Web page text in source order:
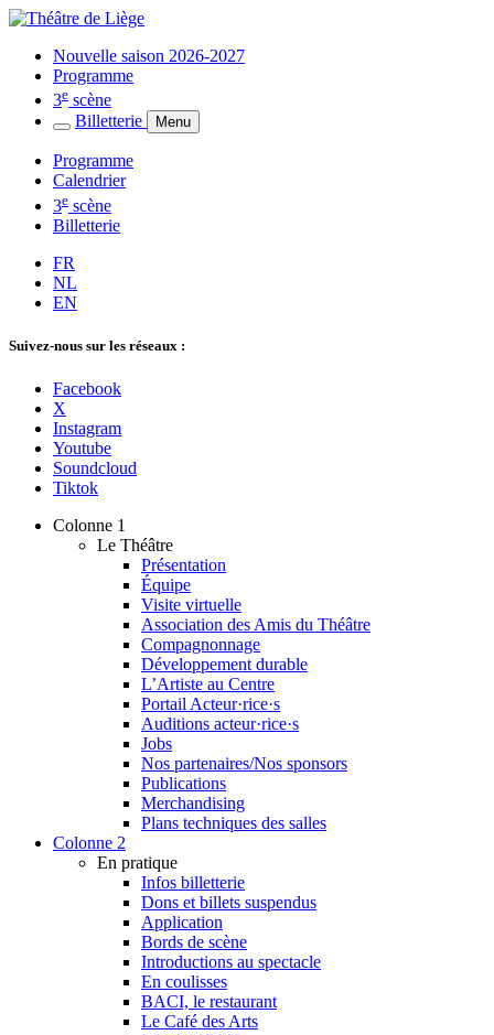
Nouvelle saison 2026-2027
Programme
3e scène
Billetterie
Menu
Programme
Calendrier
3e scène
Billetterie
FR
NL
EN
Suivez-nous sur les réseaux :
Facebook
X
Instagram
Youtube
Soundcloud
Tiktok
Colonne 1
Le Théâtre
Présentation
Équipe
Visite virtuelle
Association des Amis du Théâtre
Compagnonnage
Développement durable
L’Artiste au Centre
Portail Acteur·rice·s
Auditions acteur·rice·s
Jobs
Nos partenaires/Nos sponsors
Publications
Merchandising
Plans techniques des salles
Colonne 2
En pratique
Infos billetterie
Dons et billets suspendus
Application
Bords de scène
Introductions au spectacle
En coulisses
BACI, le restaurant
Le Café des Arts